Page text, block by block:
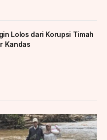
Lolos dari Korupsi Timah
Kandas